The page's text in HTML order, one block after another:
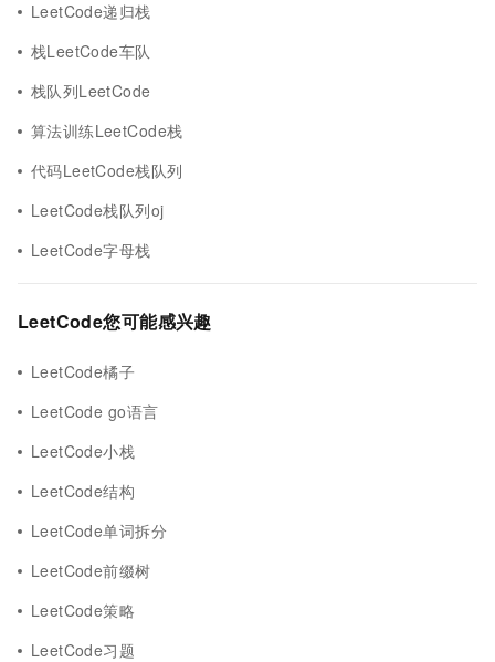
LeetCode递归栈
栈LeetCode车队
栈队列LeetCode
算法训练LeetCode栈
代码LeetCode栈队列
LeetCode栈队列oj
LeetCode字母栈
LeetCode您可能感兴趣
LeetCode橘子
LeetCode go语言
LeetCode小栈
LeetCode结构
LeetCode单词拆分
LeetCode前缀树
LeetCode策略
LeetCode习题